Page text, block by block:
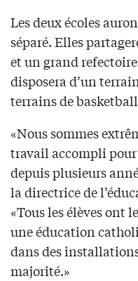
Les deux écoles
séparé. Elles
et un grand
disposera d’un
terrains de
«Nous sommes
travail accompli
depuis plusieurs
la directrice de
«Tous les élèves ont
une éducation
dans des
majorité.»